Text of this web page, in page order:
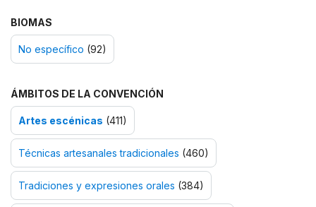
BIOMAS
No específico (92)
ÁMBITOS DE LA CONVENCIÓN
Artes escénicas (411)
Técnicas artesanales tradicionales (460)
Tradiciones y expresiones orales (384)